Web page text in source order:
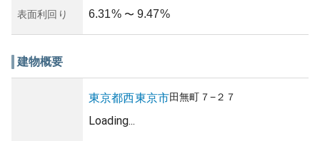
表面利回り 6.31% 〜 9.47%
建物概要
東京都西東京市田無町 ７−２７
Loading...